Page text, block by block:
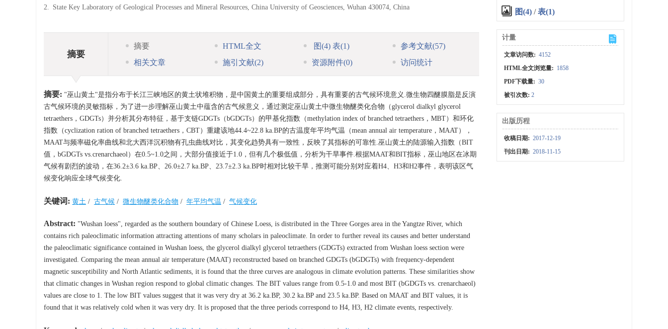
2. State Key Laboratory of Geological Processes and Mineral Resources, China University of Geosciences, Wuhan 430074, China
摘要
摘要 HTML全文 图(4) 表(1) 参考文献(57)
相关文章
施引文献(2) 资源附件(0) 访问统计
摘要: "巫山黄土"是指分布于长江三峡地区的黄土状堆积物，是中国黄土的重要组成部分，具有重要的古气候环境意义.微生物四醚膜脂是反演
古气候环境的灵敏指标，为了进一步理解巫山黄土中蕴含的古气候意义，通过测定巫山黄土中微生物醚类化合物（glycerol dialkyl glycerol
tetraethers，GDGTs）并分析其分布特征，基于支链GDGTs（bGDGTs）的甲基化指数（methylation index of branched tetraethers，MBT）和环化
指数（cyclization ration of branched tetraethers，CBT）重建该地44.4~22.8 ka.BP的古温度年平均气温（mean annual air temperature，MAAT），
MAAT与频率磁化率曲线和北大西洋沉积物有孔虫曲线对比，其变化趋势具有一致性，反映了其指标的可靠性.巫山黄土的陆源输入指数（BIT
值，bGDGTs vs.crenarchaeol）在0.5~1.0之间，大部分值接近于1.0，但有几个极低值，分析为干旱事件.根据MAAT和BIT指标，巫山地区在冰期
气候有剧烈的波动，在36.2±3.6 ka.BP、26.0±2.7 ka.BP、23.7±2.3 ka.BP时相对比较干旱，推测可能分别对应着H4、H3和H2事件，表明该区气
候变化响应全球气候变化.
关键词: 黄土 / 古气候 / 微生物醚类化合物 / 年平均气温 / 气候变化
Abstract: "Wushan loess", regarded as the southern boundary of Chinese Loess, is distributed in the Three Gorges area in the Yangtze River, which
contains rich paleoclimatic information attracting attentions of many scholars in paleoclimate. In order to further reveal its causes and better understand
the paleoclimatic significance contained in Wushan loess, the glycerol dialkyl glycerol tetraethers (GDGTs) extracted from Wushan loess section were
investigated. Comparing the mean annual air temperature (MAAT) reconstructed based on branched GDGTs (bGDGTs) with frequency-dependent
magnetic susceptibility and North Atlantic sediments, it is found that the three curves are analogous in climate evolution patterns. These similarities show
that climatic changes in Wushan region respond to global climatic changes. The BIT values range from 0.5-1.0 and most BIT (bGDGTs vs. crenarchaeol)
values are close to 1. The low BIT values suggest that it was very dry at 36.2 ka.BP, 30.2 ka.BP and 23.5 ka.BP. Based on MAAT and BIT values, it is
found that it was relatively cold when it was very dry. It is proposed that the three periods correspond to H4, H3, H2 climate events, respectively.
图(4) /表(1)
计量
文章访问数: 4152
HTML全文浏览量: 1858
PDF下载量: 30
被引次数:2
出版历程
收稿日期: 2017-12-19
刊出日期: 2018-11-15